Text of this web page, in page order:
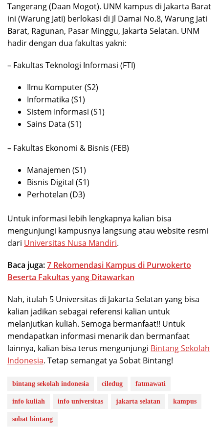
Tangerang (Daan Mogot). UNM kampus di Jakarta Barat
ini (Warung Jati) berlokasi di Jl Damai No.8, Warung Jati
Barat, Ragunan, Pasar Minggu, Jakarta Selatan. UNM
hadir dengan dua fakultas yakni:
– Fakultas Teknologi Informasi (FTI)
Ilmu Komputer (S2)
Informatika (S1)
Sistem Informasi (S1)
Sains Data (S1)
– Fakultas Ekonomi & Bisnis (FEB)
Manajemen (S1)
Bisnis Digital (S1)
Perhotelan (D3)
Untuk informasi lebih lengkapnya kalian bisa
mengunjungi kampusnya langsung atau website resmi
dari Universitas Nusa Mandiri.
Baca juga:7 Rekomendasi Kampus di Purwokerto
Beserta Fakultas yang Ditawarkan
Nah, itulah 5 Universitas di Jakarta Selatan yang bisa
kalian jadikan sebagai referensi kalian untuk
melanjutkan kuliah. Semoga bermanfaat!! Untuk
mendapatkan informasi menarik dan bermanfaat
lainnya, kalian bisa terus mengunjungi Bintang Sekolah
Indonesia. Tetap semangat ya Sobat Bintang!
bintang sekolah indonesia ciledug fatmawati
info kuliah info universitas jakarta selatan kampus
sobat bintang